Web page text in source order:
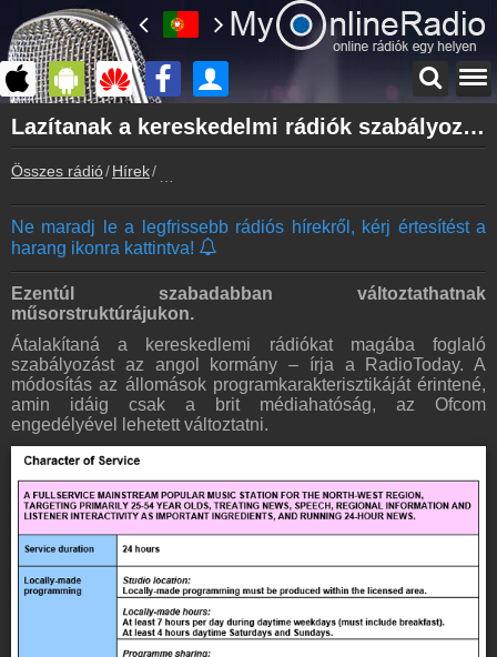
Főoldal
myonlineradio.hu
Bejelentkezés
Kapcsolat
Írj nekünk!
Partnerek
Rádiós partnerek
Rádió beágyazás
Ágyazd be weboldaladba
Online rádió készítés
Készítés lépésről lépésre
Lazítanak a kereskedelmi rádiók szabályozásán az Egyesült Királyságban
Összes rádió Hírek
Ne maradj le a legfrissebb rádiós hírekről, kérj értesítést a
harang ikonra kattintva!
Ezentúl szabadabban változtathatnak
műsorstruktúrájukon.
Átalakítaná a kereskedlemi rádiókat magába foglaló
szabályozást az angol kormány – írja a RadioToday. A
módosítás az állomások programkarakterisztikáját érintené,
amin idáig csak a brit médiahatóság, az Ofcom
engedélyével lehetett változtatni.